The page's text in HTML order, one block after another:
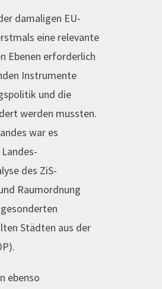
damaligen EU-
eine relevante
Ebenen erforderlich
Instrumente
und die
werden mussten.
war es
des ZiS-
Raumordnung
Städten aus der
ebenso